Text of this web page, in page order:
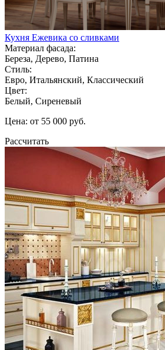
Кухня Ежевика со сливками
Материал фасада:
Береза, Дерево, Патина
Стиль:
Евро, Итальянский, Классический
Цвет:
Белый, Сиреневый
Цена: от 55 000 руб.
Рассчитать